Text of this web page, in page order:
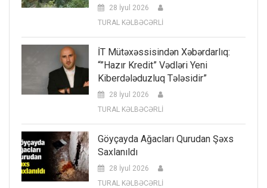
28 İyul 2026
TURAL KƏLBƏCƏRLİ
İT Mütəxəssisindən Xəbərdarlıq:
“”Hazır Kredit” Vədləri Yeni
Kiberdələduzluq Tələsidir”
28 İyul 2026
TURAL KƏLBƏCƏRLİ
Göyçayda Ağacları Qurudan Şəxs
Saxlanıldı
28 İyul 2026
TURAL KƏLBƏCƏRLİ